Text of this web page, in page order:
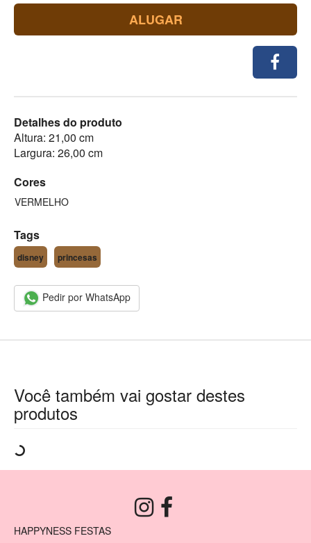
ALUGAR
Detalhes do produto
Altura: 21,00 cm
Largura: 26,00 cm
Cores
VERMELHO
Tags
disney princesas
Pedir por WhatsApp
Você também vai gostar destes
produtos
HAPPYNESS FESTAS